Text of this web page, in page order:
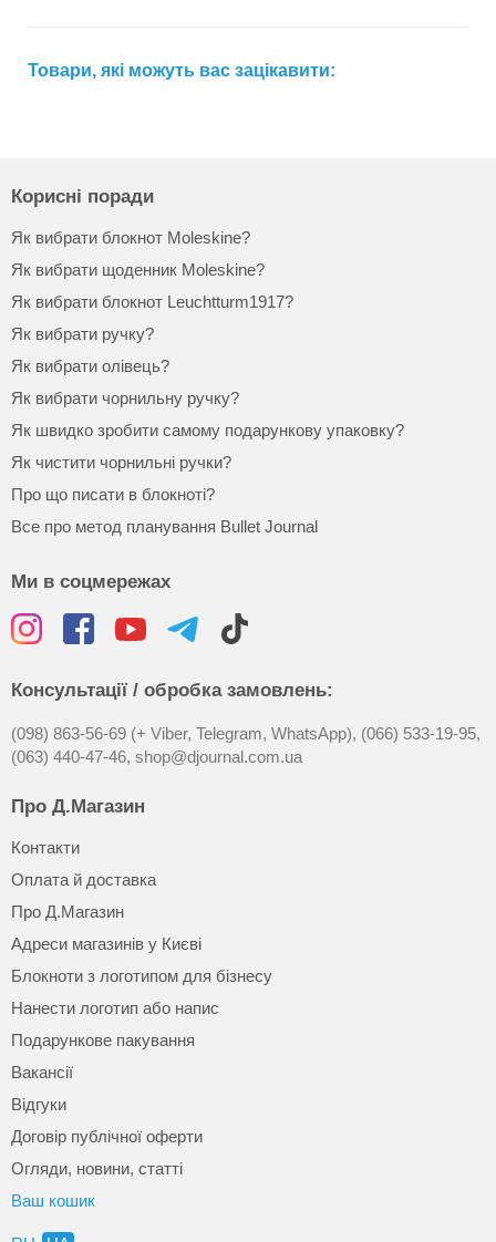
Товари, які можуть вас зацікавити:
Корисні поради
Як вибрати блокнот Moleskine?
Як вибрати щоденник Moleskine?
Як вибрати блокнот Leuchtturm1917?
Як вибрати ручку?
Як вибрати олівець?
Як вибрати чорнильну ручку?
Як швидко зробити самому подарункову упаковку?
Як чистити чорнильні ручки?
Про що писати в блокноті?
Все про метод планування Bullet Journal
Ми в соцмережах
Консультації / обробка замовлень:
(098) 863-56-69 (+ Viber, Telegram, WhatsApp), (066) 533-19-95,
(063) 440-47-46, shop@djournal.com.ua
Про Д.Магазин
Контакти
Оплата й доставка
Про Д.Магазин
Адреси магазинів у Києві
Блокноти з логотипом для бізнесу
Нанести логотип або напис
Подарункове пакування
Вакансії
Відгуки
Договір публічної оферти
Огляди, новини, статті
Ваш кошик